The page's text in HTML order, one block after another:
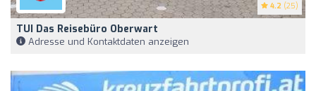
4.2 (25)
TUI Das Reisebüro Oberwart
Adresse und Kontaktdaten anzeigen